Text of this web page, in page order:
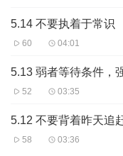
5.14 不要执着于常识
60 04:01
5.13 弱者等待条件，
52 03:35
5.12 不要背着昨天追
58 03:36